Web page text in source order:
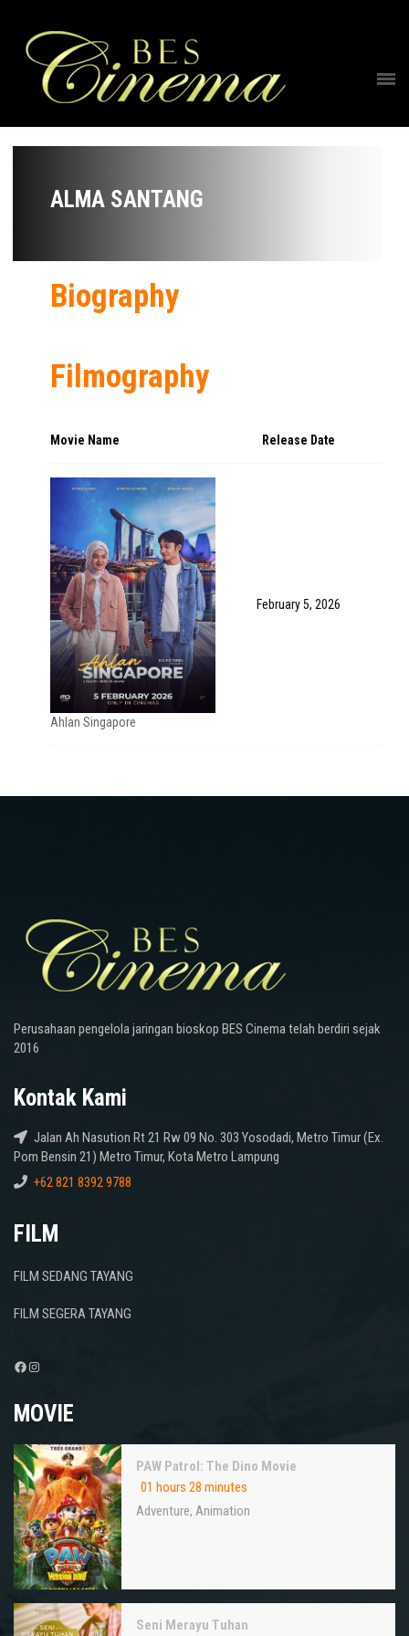
ALMA SANTANG
Biography
Filmography
Movie Name Release Date
Ahlan Singapore
February 5, 2026
Perusahaan pengelola jaringan bioskop BES Cinema telah berdiri sejak
2016
Kontak Kami
Jalan Ah Nasution Rt 21 Rw 09 No. 303 Yosodadi, Metro Timur (Ex.
Pom Bensin 21) Metro Timur, Kota Metro Lampung
+62 821 8392 9788
FILM
FILM SEDANG TAYANG
FILM SEGERA TAYANG
Facebook
Instagram
MOVIE
PAW Patrol: The Dino Movie
01 hours 28 minutes
Adventure, Animation
Seni Merayu Tuhan